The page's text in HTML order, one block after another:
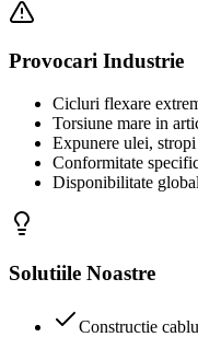
Provocari Industrie
Cicluri flexare
Torsiune mare in
Expunere ulei,
Conformitate
Disponibilitate
Solutiile Noastre
Constructie